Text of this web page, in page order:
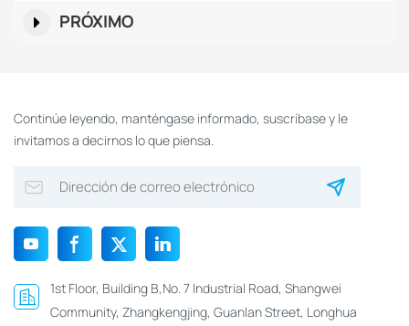
PRÓXIMO
Continúe leyendo, manténgase informado, suscríbase y le
invitamos a decirnos lo que piensa.
1st Floor, Building B,No. 7 Industrial Road, Shangwei
Community, Zhangkengjing, Guanlan Street, Longhua